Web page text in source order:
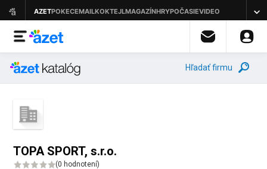
Hľadať firmu
TOPA SPORT, s.r.o.
(0 hodnotení)